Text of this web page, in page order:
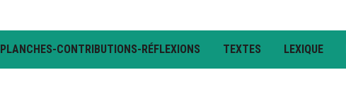
PLANCHES-CONTRIBUTIONS-RÉFLEXIONS TEXTES LEXIQUE